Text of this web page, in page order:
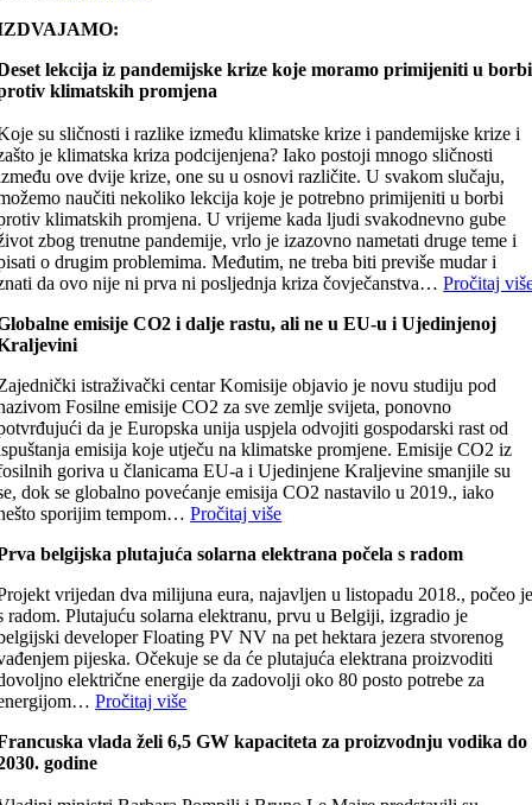
lekcija iz pandemijske krize koje moramo primijeniti u borbi
klimatskih promjena
su sličnosti i razlike između klimatske krize i pandemijske krize i
je klimatska kriza podcijenjena? Iako postoji mnogo sličnosti
ove dvije krize, one su u osnovi različite. U svakom slučaju,
naučiti nekoliko lekcija koje je potrebno primijeniti u borbi
klimatskih promjena. U vrijeme kada ljudi svakodnevno gube
zbog trenutne pandemije, vrlo je izazovno nametati druge teme i
o drugim problemima. Međutim, ne treba biti previše mudar i
da ovo nije ni prva ni posljednja kriza čovječanstva…Pročitaj
emisije CO2 i dalje rastu, ali ne u EU-u i Ujedinjenoj
istraživački centar Komisije objavio je novu studiju pod
Fosilne emisije CO2 za sve zemlje svijeta, ponovno
da je Europska unija uspjela odvojiti gospodarski rast od
emisija koje utječu na klimatske promjene. Emisije CO2 iz
goriva u članicama EU-a i Ujedinjene Kraljevine smanjile su
dok se globalno povećanje emisija CO2 nastavilo u 2019., iako
sporijim tempom…Pročitaj više
belgijska plutajuća solarna elektrana počela s radom
vrijedan dva milijuna eura, najavljen u listopadu 2018., počeo
radom. Plutajuću solarna elektranu, prvu u Belgiji, izgradio je
developer Floating PV NV na pet hektara jezera stvorenog
pijeska. Očekuje se da će plutajuća elektrana proizvoditi
električne energije da zadovolji oko 80 posto potrebe za
Pročitaj više
vlada želi 6,5 GW kapaciteta za proizvodnju vodika do
godine